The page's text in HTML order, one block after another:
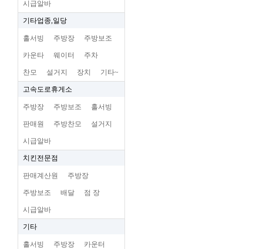
시급알바
기타업종,일당
홀서빙 주방장 주방보조
카운타 웨이터 주차
찬모 설거지 장치 기타~
고속도로휴게소
주방장 주방보조 홀서빙
판매원 주방찬모 설거지
시급알바
치킨전문점
판매계산원 주방장
주방보조 배달 점 장
시급알바
기타
홀서빙 주방장 카운터